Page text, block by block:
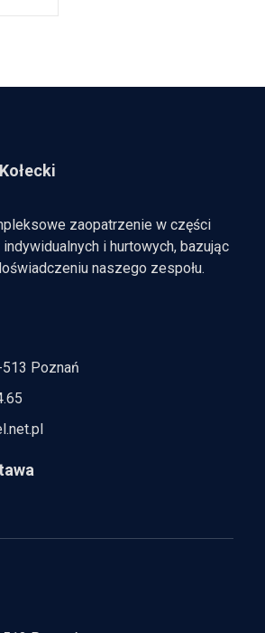
zaopatrzenie w części
i hurtowych, bazując
naszego zespołu.
513 Poznań